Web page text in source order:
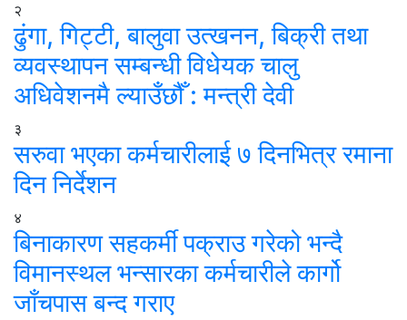
२
ढुंगा, गिट्टी, बालुवा उत्खनन, बिक्री तथा
व्यवस्थापन सम्बन्धी विधेयक चालु
अधिवेशनमै ल्याउँछौँ : मन्त्री देवी
३
सरुवा भएका कर्मचारीलाई ७ दिनभित्र रमाना
दिन निर्देशन
४
बिनाकारण सहकर्मी पक्राउ गरेको भन्दै
विमानस्थल भन्सारका कर्मचारीले कार्गो
जाँचपास बन्द गराए